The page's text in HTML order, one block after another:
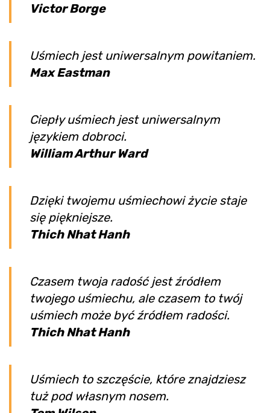
Victor Borge
Uśmiech jest uniwersalnym powitaniem.
Max Eastman
Ciepły uśmiech jest uniwersalnym
językiem dobroci.
William Arthur Ward
Dzięki twojemu uśmiechowi życie staje
się piękniejsze.
Thich Nhat Hanh
Czasem twoja radość jest źródłem
twojego uśmiechu, ale czasem to twój
uśmiech może być źródłem radości.
Thich Nhat Hanh
Uśmiech to szczęście, które znajdziesz
tuż pod własnym nosem.